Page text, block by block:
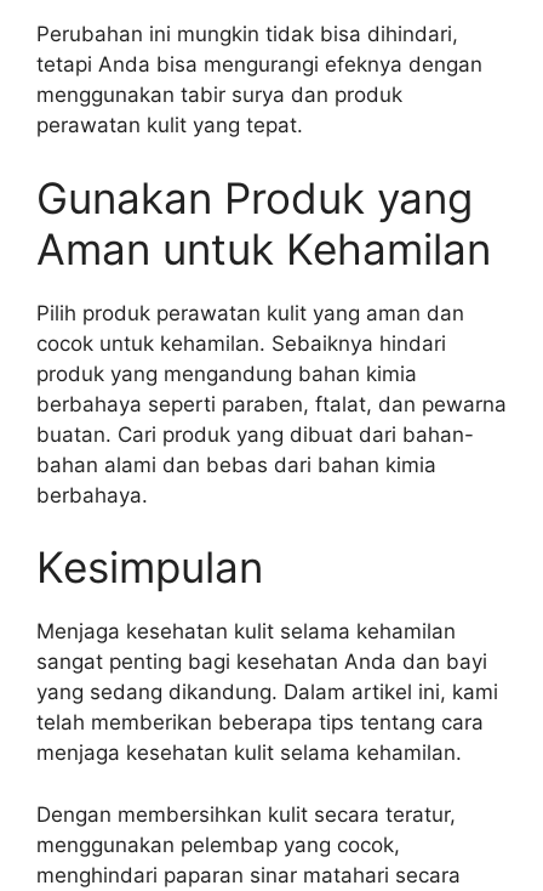
Perubahan ini mungkin tidak bisa dihindari,
tetapi Anda bisa mengurangi efeknya dengan
menggunakan tabir surya dan produk
perawatan kulit yang tepat.
Gunakan Produk yang
Aman untuk Kehamilan
Pilih produk perawatan kulit yang aman dan
cocok untuk kehamilan. Sebaiknya hindari
produk yang mengandung bahan kimia
berbahaya seperti paraben, ftalat, dan pewarna
buatan. Cari produk yang dibuat dari bahan-
bahan alami dan bebas dari bahan kimia
berbahaya.
Kesimpulan
Menjaga kesehatan kulit selama kehamilan
sangat penting bagi kesehatan Anda dan bayi
yang sedang dikandung. Dalam artikel ini, kami
telah memberikan beberapa tips tentang cara
menjaga kesehatan kulit selama kehamilan.
Dengan membersihkan kulit secara teratur,
menggunakan pelembap yang cocok,
menghindari paparan sinar matahari secara